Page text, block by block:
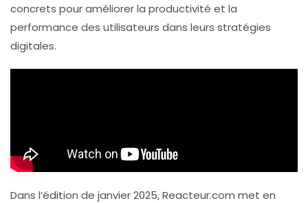
concrets pour améliorer la productivité et la
performance des utilisateurs dans leurs stratégies
digitales.
Dans l’édition de janvier 2025,Reacteur.com met en